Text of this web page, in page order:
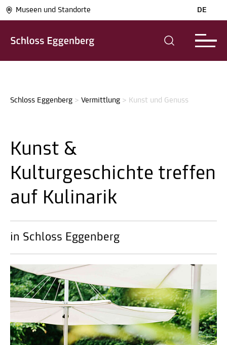
Museen und Standorte DE
Schloss Eggenberg > Vermittlung > Kunst und Genuss
Kunst &
Kulturgeschichte treffen
auf Kulinarik
in Schloss Eggenberg